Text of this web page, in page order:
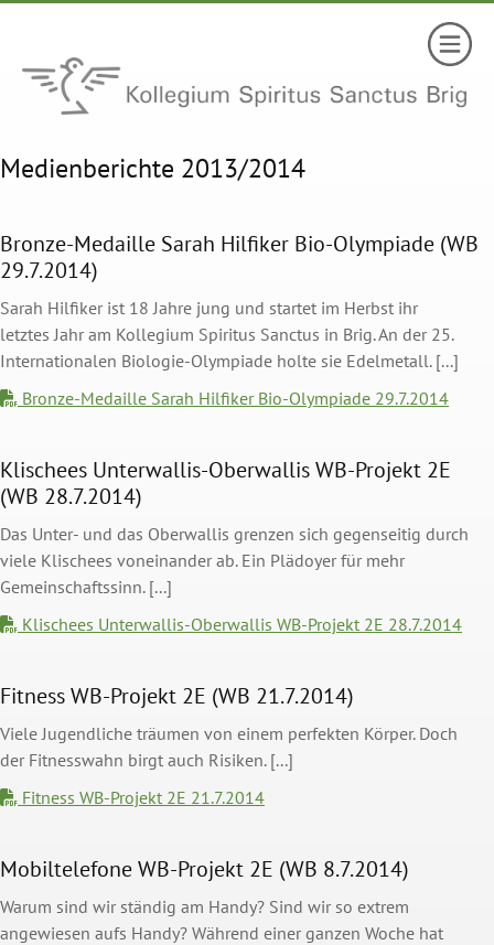
Medienberichte 2013/2014
Bronze-Medaille Sarah Hilfiker Bio-Olympiade (WB
29.7.2014)
Sarah Hilfiker ist 18 Jahre jung und startet im Herbst ihr
letztes Jahr am Kollegium Spiritus Sanctus in Brig. An der 25.
Internationalen Biologie-Olympiade holte sie Edelmetall. [...]
Bronze-Medaille Sarah Hilfiker Bio-Olympiade 29.7.2014
Klischees Unterwallis-Oberwallis WB-Projekt 2E
(WB 28.7.2014)
Das Unter- und das Oberwallis grenzen sich gegenseitig durch
viele Klischees voneinander ab. Ein Plädoyer für mehr
Gemeinschaftssinn. [...]
Klischees Unterwallis-Oberwallis WB-Projekt 2E 28.7.2014
Fitness WB-Projekt 2E (WB 21.7.2014)
Viele Jugendliche träumen von einem perfekten Körper. Doch
der Fitnesswahn birgt auch Risiken. [...]
Fitness WB-Projekt 2E 21.7.2014
Mobiltelefone WB-Projekt 2E (WB 8.7.2014)
Warum sind wir ständig am Handy? Sind wir so extrem
angewiesen aufs Handy? Während einer ganzen Woche hat